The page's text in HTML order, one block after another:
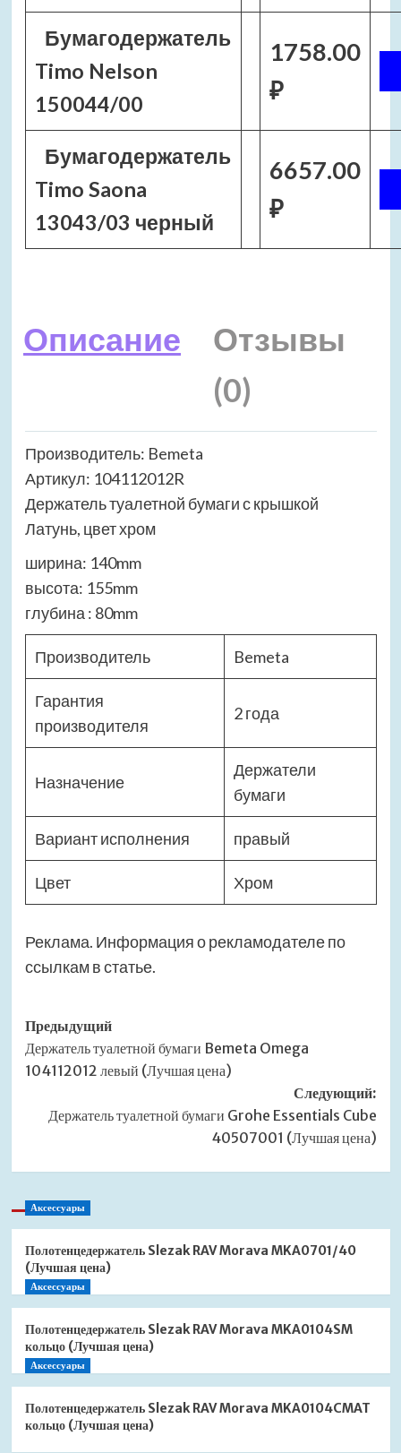
Бумагодержатель
Timo Nelson
150044/00
1758.00
₽
Бумагодержатель
Timo Saona
13043/03 черный
6657.00
₽
Описание
Отзывы
(0)
Производитель: Bemeta
Артикул: 104112012R
Держатель туалетной бумаги с крышкой
Латунь, цвет хром
ширина: 140mm
высота: 155mm
глубина : 80mm
Производитель Bemeta
Гарантия
производителя
2 года
Назначение
Держатели
бумаги
Вариант исполнения правый
Цвет Хром
Реклама. Информация о рекламодателе по
ссылкам в статье.
Навигация
записи
Предыдущий
Держатель туалетной бумаги Bemeta Omega
104112012 левый (Лучшая цена)
Следующий:
Держатель туалетной бумаги Grohe Essentials Cube
40507001 (Лучшая цена)
Аксессуары
Полотенцедержатель Slezak RAV Morava MKA0701/40
(Лучшая цена)
Аксессуары
Полотенцедержатель Slezak RAV Morava MKA0104SM
кольцо (Лучшая цена)
Аксессуары
Полотенцедержатель Slezak RAV Morava MKA0104CMAT
кольцо (Лучшая цена)